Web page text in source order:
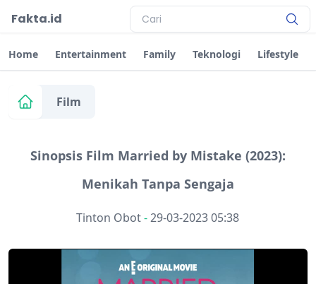
Fakta.id
Home Entertainment Family Teknologi Lifestyle
Film
Sinopsis Film Married by Mistake (2023):
Menikah Tanpa Sengaja
Tinton Obot-29-03-2023 05:38